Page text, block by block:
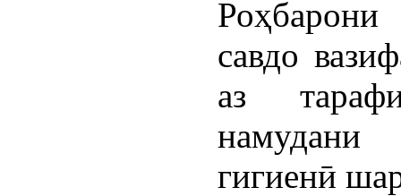
савдо
аз
гигиенӣ